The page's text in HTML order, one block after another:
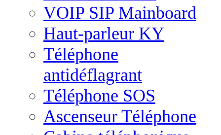
VOIP SIP Mainboard
Haut-parleur KY
Téléphone
antidéflagrant
Téléphone SOS
Ascenseur Téléphone